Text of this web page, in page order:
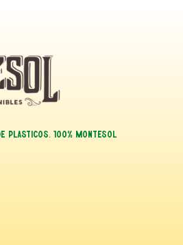
PLASTICOS, 100% MONTESOL